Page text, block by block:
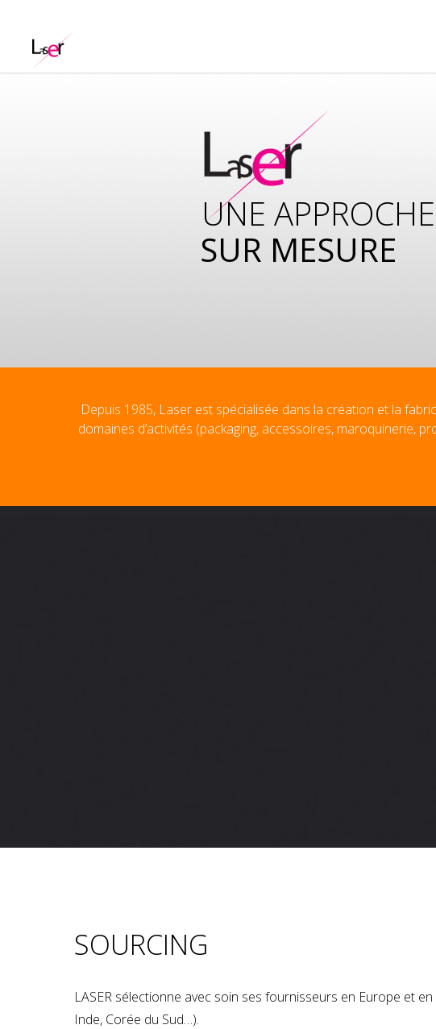
SUR MESURE
UNE APPROCHE
Depuis 1985, Laser est spécialisée dans la création et la
domaines d’activités (packaging, accessoires, maroquinerie,
SOURCING
LASER sélectionne avec soin ses fournisseurs en Europe et en
Inde, Corée du Sud…).